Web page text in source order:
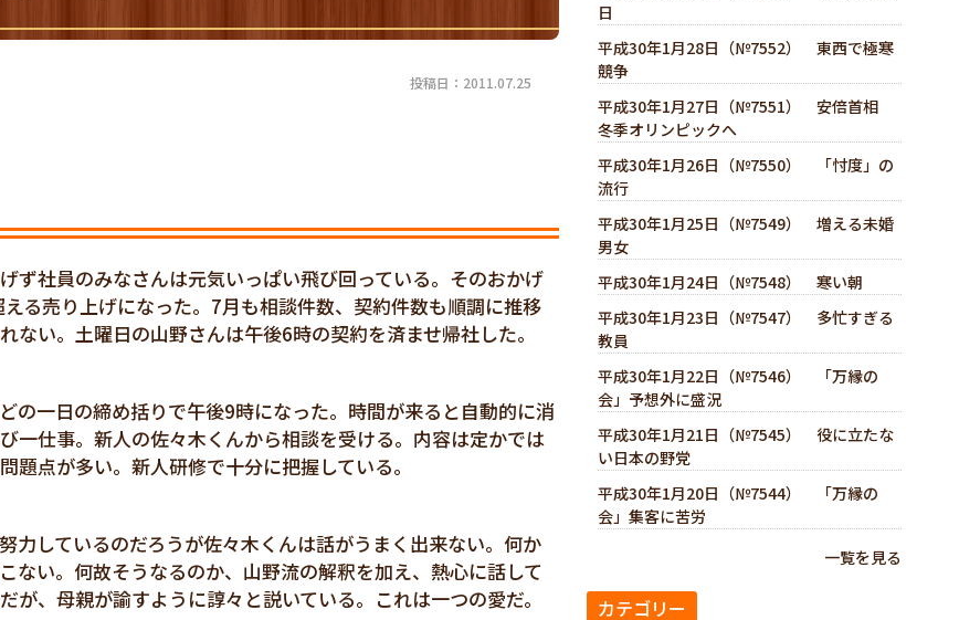
投稿日：2011.07.25
ず社員のみなさんは元気いっぱい飛び回っている。そのおかげ
る売り上げになった。7月も相談件数、契約件数も順調に推移
い。土曜日の山野さんは午後6時の契約を済ませ帰社した。
の一日の締め括りで午後9時になった。時間が来ると自動的に消
一仕事。新人の佐々木くんから相談を受ける。内容は定かでは
点が多い。新人研修で十分に把握している。
力しているのだろうが佐々木くんは話がうまく出来ない。何か
ない。何故そうなるのか、山野流の解釈を加え、熱心に話して
、母親が諭すように諄々と説いている。これは一つの愛だ。
日
平成30年1月28日（№7552） 東西で極寒
競争
平成30年1月27日（№7551） 安倍首相
冬季オリンピックへ
平成30年1月26日（№7550） 「忖度」の
流行
平成30年1月25日（№7549） 増える未婚
男女
平成30年1月24日（№7548） 寒い朝
平成30年1月23日（№7547） 多忙すぎる
教員
平成30年1月22日（№7546） 「万縁の
会」予想外に盛況
平成30年1月21日（№7545） 役に立たな
い日本の野党
平成30年1月20日（№7544） 「万縁の
会」集客に苦労
一覧を見る
カテゴリー